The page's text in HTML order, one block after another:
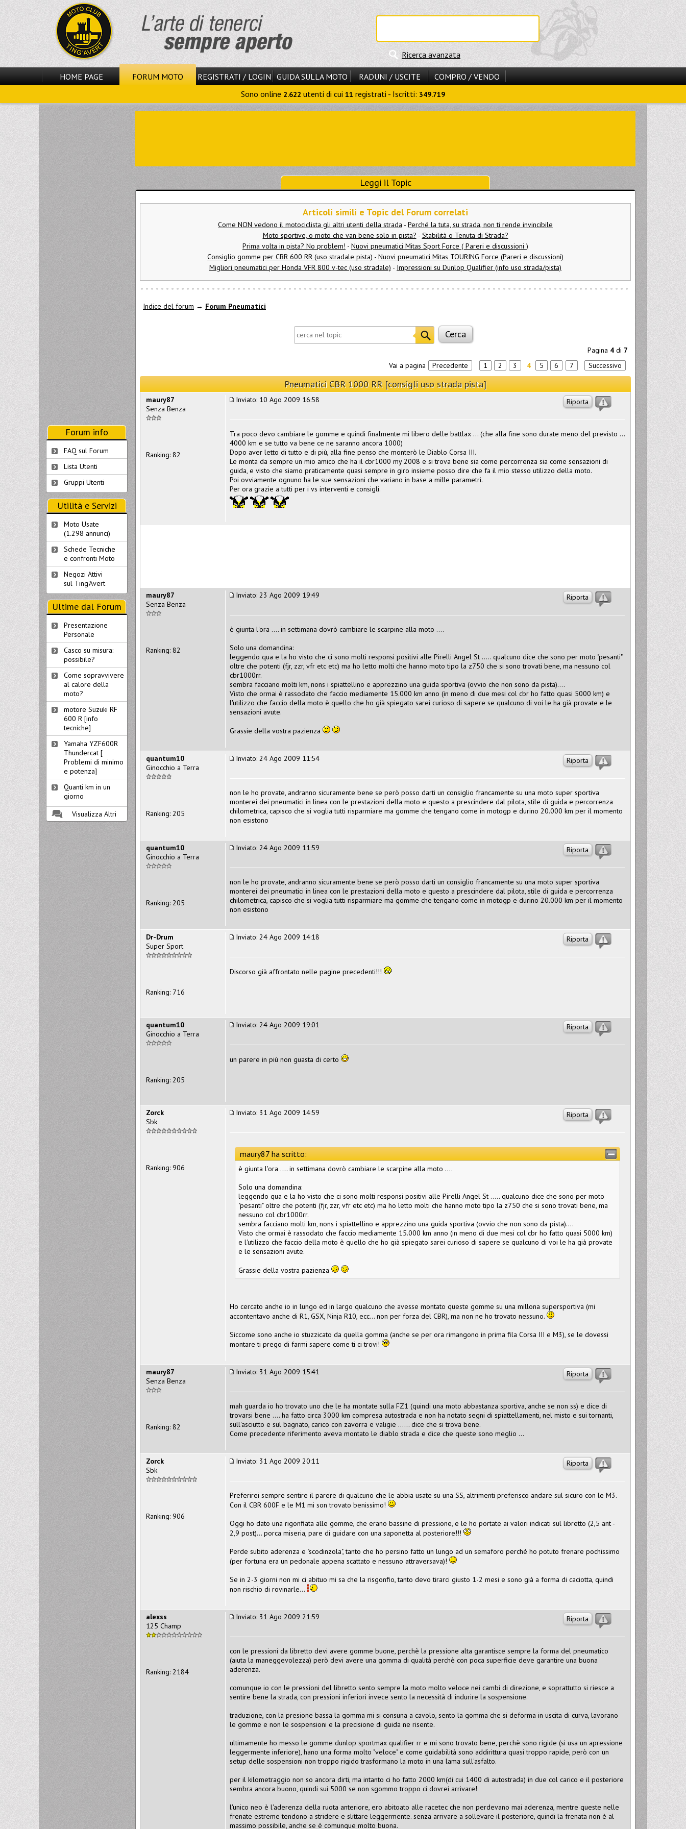
Ricerca avanzata
HOME PAGE FORUM MOTO REGISTRATI / LOGIN GUIDA SULLA MOTO RADUNI / USCITE
COMPRO / VENDO
Sono online 2.622 utenti di cui 11 registrati - Iscritti: 349.719
Leggi il Topic
Articoli simili e Topic del Forum correlati
Come NON vedono il motociclista gli altri utenti della strada - Perché la tuta, su strada, non ti rende invincibile
Moto sportive, o moto che van bene solo in pista? - Stabilità o Tenuta di Strada?
Prima volta in pista? No problem! - Nuovi pneumatici Mitas Sport Force ( Pareri e discussioni )
Consiglio gomme per CBR 600 RR (uso stradale pista) - Nuovi pneumatici Mitas TOURING Force (Pareri e discussioni)
Migliori pneumatici per Honda VFR 800 v-tec (uso stradale) - Impressioni su Dunlop Qualifier (info uso strada/pista)
Indice del forum → Forum Pneumatici
Pagina 4 di 7
Vai a pagina
Precedente 1 2 3 4 5 6 7 Successivo
Pneumatici CBR 1000 RR [consigli uso strada pista]
Riporta
Inviato: 10 Ago 2009 16:58
Tra poco devo cambiare le gomme e quindi finalmente mi libero delle battlax ... (che alla fine sono durate meno del previsto ...
4000 km e se tutto va bene ce ne saranno ancora 1000)
Dopo aver letto di tutto e di più, alla fine penso che monterò le Diablo Corsa III.
Le monta da sempre un mio amico che ha il cbr1000 my 2008 e si trova bene sia come percorrenza sia come sensazioni di
guida, e visto che siamo praticamente quasi sempre in giro insieme posso dire che fa il mio stesso utilizzo della moto.
Poi ovviamente ognuno ha le sue sensazioni che variano in base a mille parametri.
Per ora grazie a tutti per i vs interventi e consigli.
maury87
Senza Benza
Ranking: 82
Riporta
Inviato: 23 Ago 2009 19:49
è giunta l'ora .... in settimana dovrò cambiare le scarpine alla moto ....
Solo una domandina:
leggendo qua e la ho visto che ci sono molti responsi positivi alle Pirelli Angel St ..... qualcuno dice che sono per moto "pesanti"
oltre che potenti (fjr, zzr, vfr etc etc) ma ho letto molti che hanno moto tipo la z750 che si sono trovati bene, ma nessuno col
cbr1000rr.
sembra facciano molti km, nons i spiattellino e apprezzino una guida sportiva (ovvio che non sono da pista)....
Visto che ormai è rassodato che faccio mediamente 15.000 km anno (in meno di due mesi col cbr ho fatto quasi 5000 km) e
l'utilizzo che faccio della moto è quello che ho già spiegato sarei curioso di sapere se qualcuno di voi le ha già provate e le
sensazioni avute.
Grassie della vostra pazienza
maury87
Senza Benza
Ranking: 82
Riporta
Inviato: 24 Ago 2009 11:54
non le ho provate, andranno sicuramente bene se però posso darti un consiglio francamente su una moto super sportiva
monterei dei pneumatici in linea con le prestazioni della moto e questo a prescindere dal pilota, stile di guida e percorrenza
chilometrica, capisco che si voglia tutti risparmiare ma gomme che tengano come in motogp e durino 20.000 km per il momento
non esistono
quantum10
Ginocchio a Terra
Ranking: 205
Riporta
Inviato: 24 Ago 2009 11:59
non le ho provate, andranno sicuramente bene se però posso darti un consiglio francamente su una moto super sportiva
monterei dei pneumatici in linea con le prestazioni della moto e questo a prescindere dal pilota, stile di guida e percorrenza
chilometrica, capisco che si voglia tutti risparmiare ma gomme che tengano come in motogp e durino 20.000 km per il momento
non esistono
quantum10
Ginocchio a Terra
Ranking: 205
Riporta
Inviato: 24 Ago 2009 14:18
Discorso già affrontato nelle pagine precedenti!!!
Dr-Drum
Super Sport
Ranking: 716
Riporta
Inviato: 24 Ago 2009 19:01
un parere in più non guasta di certo
quantum10
Ginocchio a Terra
Ranking: 205
Riporta
Inviato: 31 Ago 2009 14:59
maury87 ha scritto:
è giunta l'ora .... in settimana dovrò cambiare le scarpine alla moto ....
Solo una domandina:
leggendo qua e la ho visto che ci sono molti responsi positivi alle Pirelli Angel St ..... qualcuno dice che sono per moto
"pesanti" oltre che potenti (fjr, zzr, vfr etc etc) ma ho letto molti che hanno moto tipo la z750 che si sono trovati bene, ma
nessuno col cbr1000rr.
sembra facciano molti km, nons i spiattellino e apprezzino una guida sportiva (ovvio che non sono da pista)....
Visto che ormai è rassodato che faccio mediamente 15.000 km anno (in meno di due mesi col cbr ho fatto quasi 5000 km)
e l'utilizzo che faccio della moto è quello che ho già spiegato sarei curioso di sapere se qualcuno di voi le ha già provate
e le sensazioni avute.
Grassie della vostra pazienza
Ho cercato anche io in lungo ed in largo qualcuno che avesse montato queste gomme su una millona supersportiva (mi
accontentavo anche di R1, GSX, Ninja R10, ecc... non per forza del CBR), ma non ne ho trovato nessuno.
Siccome sono anche io stuzzicato da quella gomma (anche se per ora rimangono in prima fila Corsa III e M3), se le dovessi
montare ti prego di farmi sapere come ti ci trovi!
Zorck
Sbk
Ranking: 906
Riporta
Inviato: 31 Ago 2009 15:41
mah guarda io ho trovato uno che le ha montate sulla FZ1 (quindi una moto abbastanza sportiva, anche se non ss) e dice di
trovarsi bene .... ha fatto circa 3000 km compresa autostrada e non ha notato segni di spiattellamenti, nel misto e sui tornanti,
sull'asciutto e sul bagnato, carico con zavorra e valigie ...... dice che si trova bene.
Come precedente riferimento aveva montato le diablo strada e dice che queste sono meglio ...
maury87
Senza Benza
Ranking: 82
Riporta
Inviato: 31 Ago 2009 20:11
Preferirei sempre sentire il parere di qualcuno che le abbia usate su una SS, altrimenti preferisco andare sul sicuro con le M3.
Con il CBR 600F e le M1 mi son trovato benissimo!
Oggi ho dato una rigonfiata alle gomme, che erano bassine di pressione, e le ho portate ai valori indicati sul libretto (2,5 ant -
2,9 post)... porca miseria, pare di guidare con una saponetta al posteriore!!!
Perde subito aderenza e "scodinzola", tanto che ho persino fatto un lungo ad un semaforo perché ho potuto frenare pochissimo
(per fortuna era un pedonale appena scattato e nessuno attraversava)!
Se in 2-3 giorni non mi ci abituo mi sa che la risgonfio, tanto devo tirarci giusto 1-2 mesi e sono già a forma di caciotta, quindi
non rischio di rovinarle...
Zorck
Sbk
Ranking: 906
Riporta
Inviato: 31 Ago 2009 21:59
con le pressioni da libretto devi avere gomme buone, perchè la pressione alta garantisce sempre la forma del pneumatico
(aiuta la maneggevolezza) però devi avere una gomma di qualità perchè con poca superficie deve garantire una buona
aderenza.
comunque io con le pressioni del libretto sento sempre la moto molto veloce nei cambi di direzione, e soprattutto si riesce a
sentire bene la strada, con pressioni inferiori invece sento la necessità di indurire la sospensione.
traduzione, con la presione bassa la gomma mi si consuna a cavolo, sento la gomma che si deforma in uscita di curva, lavorano
le gomme e non le sospensioni e la precisione di guida ne risente.
ultimamente ho messo le gomme dunlop sportmax qualifier rr e mi sono trovato bene, perchè sono rigide (si usa un apressione
leggermente inferiore), hano una forma molto "veloce" e come guidabilità sono addirittura quasi troppo rapide, però con un
setup delle sospensioni non troppo rigido trasformano la moto in una lama sull'asfalto.
per il kilometraggio non so ancora dirti, ma intanto ci ho fatto 2000 km(di cui 1400 di autostrada) in due col carico e il posteriore
sembra ancora buono, quindi sui 5000 se non sgommo troppo ci dovrei arrivare!
l'unico neo è l'aderenza della ruota anteriore, ero abitoato alle racetec che non perdevano mai aderenza, mentre queste nelle
frenate estreme tendono a stridere e slittare leggermente. senza arrivare a sollevare il posteriore, quindi la frenata non è al
massimo possibile, anche se è comunque molto buona.
alexss
125 Champ
Ranking: 2184
Forum info
FAQ sul Forum
Lista Utenti
Gruppi Utenti
Utilità e Servizi
Moto Usate
(1.298 annunci)
Schede Tecniche
e confronti Moto
Negozi Attivi
sul Ting'Avert
Ultime dal Forum
Presentazione
Personale
Casco su misura:
possibile?
Come sopravvivere
al calore della
moto?
motore Suzuki RF
600 R [info
tecniche]
Yamaha YZF600R
Thundercat [
Problemi di minimo
e potenza]
Quanti km in un
giorno
Visualizza Altri